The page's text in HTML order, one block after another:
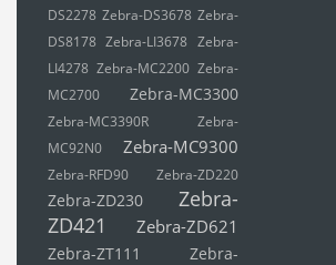
DS2278 Zebra-DS3678 Zebra-
DS8178 Zebra-LI3678 Zebra-
LI4278 Zebra-MC2200 Zebra-
MC2700
Zebra-MC3300
Zebra-MC3390R
Zebra-
MC92N0
Zebra-MC9300
Zebra-RFD90 Zebra-ZD220
Zebra-ZD230
Zebra-
ZD421
Zebra-ZD621
Zebra-ZT111
Zebra-